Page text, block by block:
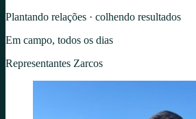
Plantando relações · colhendo resultados
Em campo, todos os dias
Representantes Zarcos